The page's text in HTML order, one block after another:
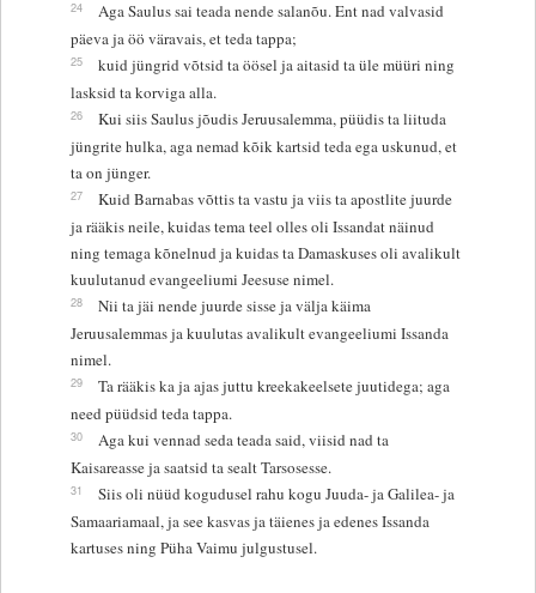
24
Aga Saulus sai teada nende salanõu. Ent nad valvasid
päeva ja öö väravais, et teda tappa;
25
kuid jüngrid võtsid ta öösel ja aitasid ta üle müüri ning
lasksid ta korviga alla.
26
Kui siis Saulus jõudis Jeruusalemma, püüdis ta liituda
jüngrite hulka, aga nemad kõik kartsid teda ega uskunud, et
ta on jünger.
27
Kuid Barnabas võttis ta vastu ja viis ta apostlite juurde
ja rääkis neile, kuidas tema teel olles oli Issandat näinud
ning temaga kõnelnud ja kuidas ta Damaskuses oli avalikult
kuulutanud evangeeliumi Jeesuse nimel.
28
Nii ta jäi nende juurde sisse ja välja käima
Jeruusalemmas ja kuulutas avalikult evangeeliumi Issanda
nimel.
29
Ta rääkis ka ja ajas juttu kreekakeelsete juutidega; aga
need püüdsid teda tappa.
30
Aga kui vennad seda teada said, viisid nad ta
Kaisareasse ja saatsid ta sealt Tarsosesse.
31
Siis oli nüüd kogudusel rahu kogu Juuda- ja Galilea- ja
Samaariamaal, ja see kasvas ja täienes ja edenes Issanda
kartuses ning Püha Vaimu julgustusel.